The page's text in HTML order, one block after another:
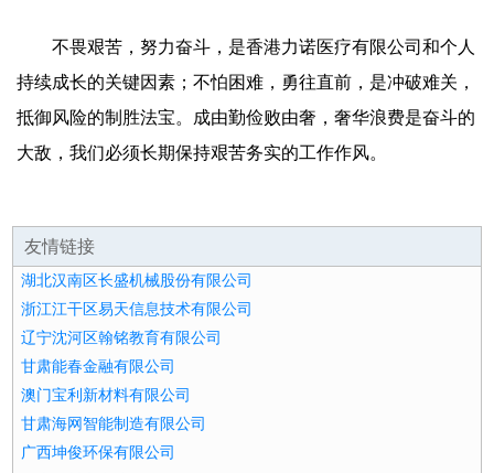
不畏艰苦，努力奋斗，是香港力诺医疗有限公司和个人
持续成长的关键因素；不怕困难，勇往直前，是冲破难关，
抵御风险的制胜法宝。成由勤俭败由奢，奢华浪费是奋斗的
大敌，我们必须长期保持艰苦务实的工作作风。
友情链接
湖北汉南区长盛机械股份有限公司
浙江江干区易天信息技术有限公司
辽宁沈河区翰铭教育有限公司
甘肃能春金融有限公司
澳门宝利新材料有限公司
甘肃海网智能制造有限公司
广西坤俊环保有限公司